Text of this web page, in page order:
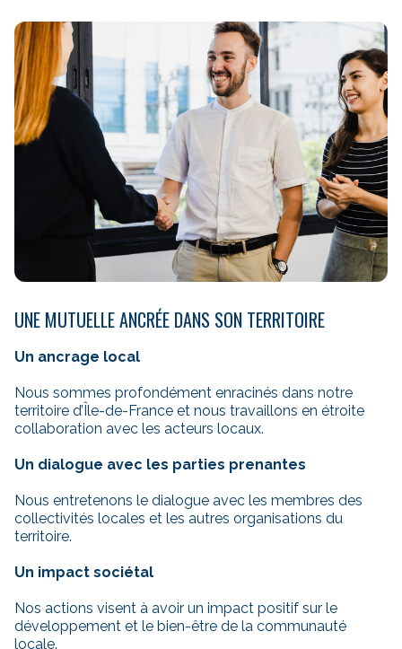
UNE MUTUELLE ANCRÉE DANS SON TERRITOIRE
Un ancrage local
Nous sommes profondément enracinés dans notre
territoire d’Île-de-France et nous travaillons en étroite
collaboration avec les acteurs locaux.
Un dialogue avec les parties prenantes
Nous entretenons le dialogue avec les membres des
collectivités locales et les autres organisations du
territoire.
Un impact sociétal
Nos actions visent à avoir un impact positif sur le
développement et le bien-être de la communauté
locale.